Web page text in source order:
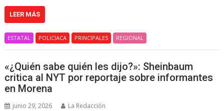
LEER MÁS
ESTATAL POLICIACA PRINCIPALES REGIONAL
«¿Quién sabe quién les dijo?»: Sheinbaum
critica al NYT por reportaje sobre informantes
en Morena
junio 29, 2026 La Redacción